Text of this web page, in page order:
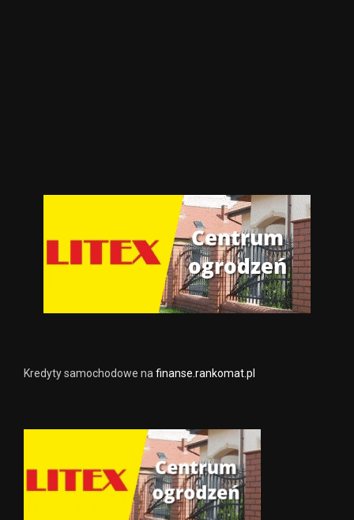
Kredyty samochodowe nafinanse.rankomat.pl